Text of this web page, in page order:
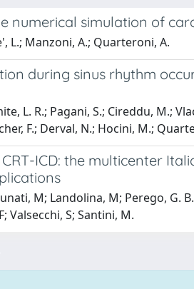
numerical simulation of
L.; Manzoni, A.; Quarteroni, A.
during sinus rhythm
L. R.; Pagani, S.; Cireddu, M.;
F.; Derval, N.; Hocini, M.;
ICD: the multicenter
M; Landolina, M; Perego, G.
Valsecchi, S; Santini, M.